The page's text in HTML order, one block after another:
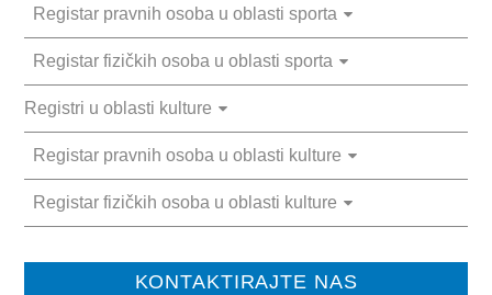
Registar pravnih osoba u oblasti sporta
Registar fizičkih osoba u oblasti sporta
Registri u oblasti kulture
Registar pravnih osoba u oblasti kulture
Registar fizičkih osoba u oblasti kulture
KONTAKTIRAJTE NAS